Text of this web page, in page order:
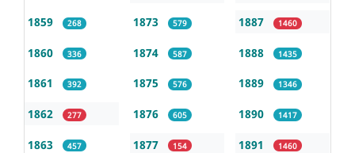
1859 268
1860 336
1861 392
1862 277
1863 457
1873 579
1874 587
1875 576
1876 605
1877 154
1887 1460
1888 1435
1889 1346
1890 1417
1891 1460